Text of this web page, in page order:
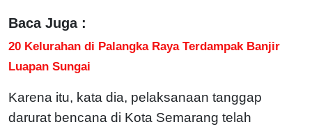
Baca Juga :
20 Kelurahan di Palangka Raya Terdampak Banjir
Luapan Sungai
Karena itu, kata dia, pelaksanaan tanggap
darurat bencana di Kota Semarang telah